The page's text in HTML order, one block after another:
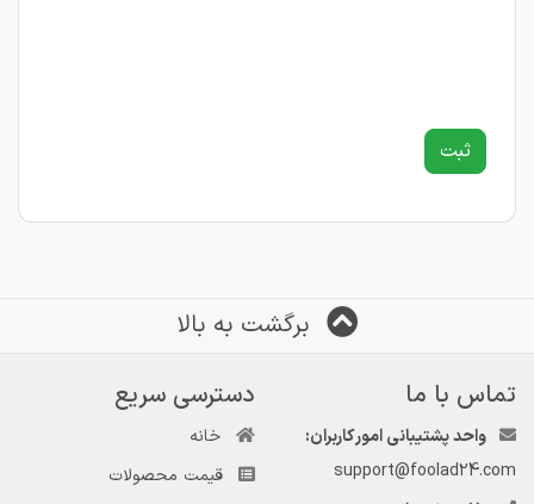
برگشت به بالا
تماس با ما
واحد پشتیبانی امور کاربران:
support@foolad24.com
دسترسی سریع
خانه
قیمت محصولات